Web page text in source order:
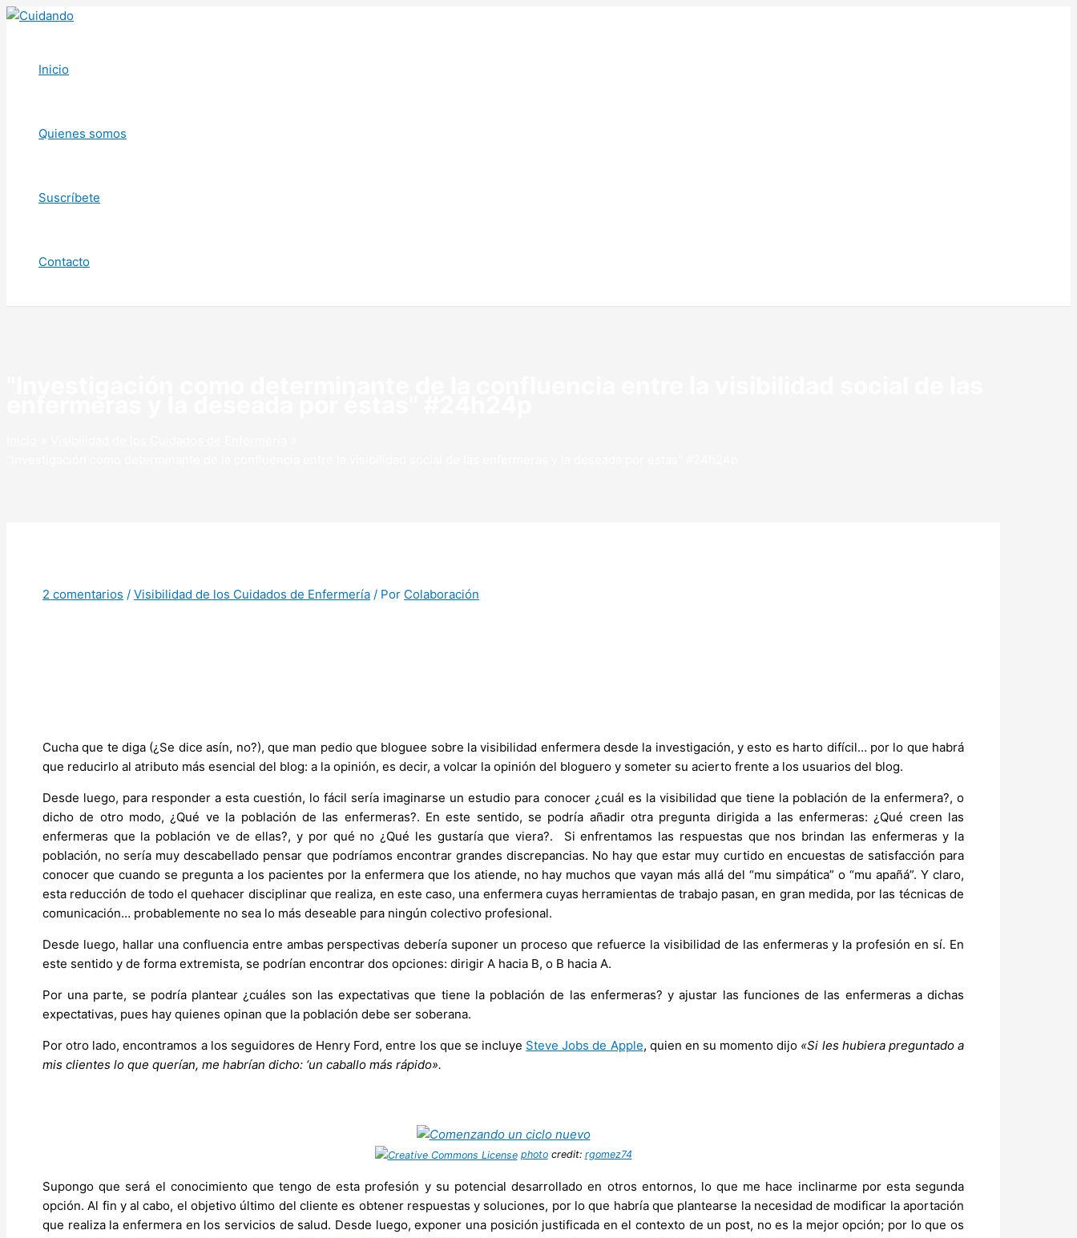
Ir
Inicio
Quienes somos
Suscríbete
Contacto
2 comentarios / Visibilidad de los Cuidados de Enfermería / Por Colaboración
Cucha que te diga (¿Se dice asín, no?), que man pedio que bloguee sobre la visibilidad enfermera desde la investigación, y esto es harto difícil… por lo que habrá
que reducirlo al atributo más esencial del blog: a la opinión, es decir, a volcar la opinión del bloguero y someter su acierto frente a los usuarios del blog.
Desde luego, para responder a esta cuestión, lo fácil sería imaginarse un estudio para conocer ¿cuál es la visibilidad que tiene la población de la enfermera?, o
dicho de otro modo, ¿Qué ve la población de las enfermeras?. En este sentido, se podría añadir otra pregunta dirigida a las enfermeras: ¿Qué creen las
enfermeras que la población ve de ellas?, y por qué no ¿Qué les gustaría que viera?. Si enfrentamos las respuestas que nos brindan las enfermeras y la
población, no sería muy descabellado pensar que podríamos encontrar grandes discrepancias. No hay que estar muy curtido en encuestas de satisfacción para
conocer que cuando se pregunta a los pacientes por la enfermera que los atiende, no hay muchos que vayan más allá del “mu simpática” o “mu apañá”. Y claro,
esta reducción de todo el quehacer disciplinar que realiza, en este caso, una enfermera cuyas herramientas de trabajo pasan, en gran medida, por las técnicas de
comunicación… probablemente no sea lo más deseable para ningún colectivo profesional.
Desde luego, hallar una confluencia entre ambas perspectivas debería suponer un proceso que refuerce la visibilidad de las enfermeras y la profesión en sí. En
este sentido y de forma extremista, se podrían encontrar dos opciones: dirigir A hacia B, o B hacia A.
Por una parte, se podría plantear ¿cuáles son las expectativas que tiene la población de las enfermeras? y ajustar las funciones de las enfermeras a dichas
expectativas, pues hay quienes opinan que la población debe ser soberana.
Por otro lado, encontramos a los seguidores de Henry Ford, entre los que se incluye Steve Jobs de Apple, quien en su momento dijo «Si les hubiera preguntado a
mis clientes lo que querían, me habrían dicho: ‘un caballo más rápido».
photocredit: rgomez74
Supongo que será el conocimiento que tengo de esta profesión y su potencial desarrollado en otros entornos, lo que me hace inclinarme por esta segunda
opción. Al fin y al cabo, el objetivo último del cliente es obtener respuestas y soluciones, por lo que habría que plantearse la necesidad de modificar la aportación
que realiza la enfermera en los servicios de salud. Desde luego, exponer una posición justificada en el contexto de un post, no es la mejor opción; por lo que os